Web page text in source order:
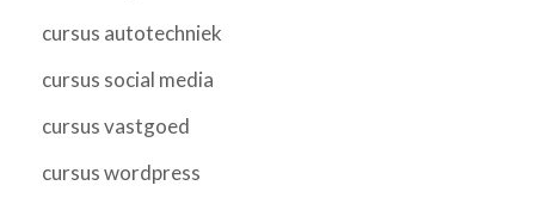
cursus autotechniek
cursus social media
cursus vastgoed
cursus wordpress